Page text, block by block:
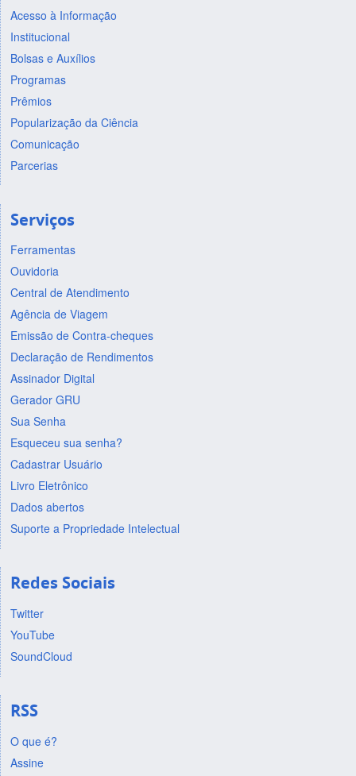
Acesso à Informação
Institucional
Bolsas e Auxílios
Programas
Prêmios
Popularização da Ciência
Comunicação
Parcerias
Serviços
Ferramentas
Ouvidoria
Central de Atendimento
Agência de Viagem
Emissão de Contra-cheques
Declaração de Rendimentos
Assinador Digital
Gerador GRU
Sua Senha
Esqueceu sua senha?
Cadastrar Usuário
Livro Eletrônico
Dados abertos
Suporte a Propriedade Intelectual
Redes Sociais
Twitter
YouTube
SoundCloud
RSS
O que é?
Assine